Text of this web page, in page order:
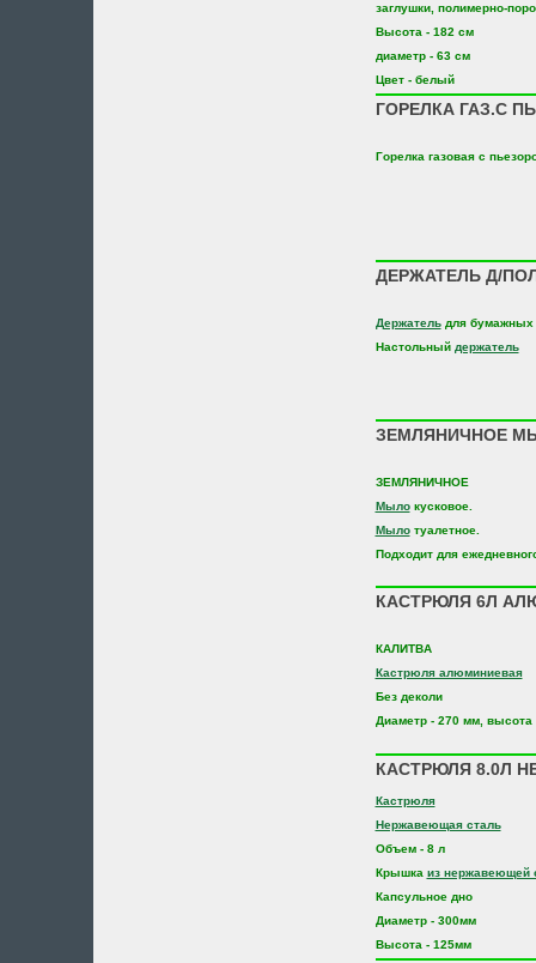
заглушки, полимерно-
Высота - 182 см
диаметр - 63 см
Цвет - белый
ГОРЕЛКА ГАЗ.С
Горелка газовая с
ДЕРЖАТЕЛЬ Д/
Держательдля бумажных
Настольный держатель
ЗЕМЛЯНИЧНОЕ
ЗЕМЛЯНИЧНОЕ
Мылокусковое.
Мылотуалетное.
Подходит для
КАСТРЮЛЯ 6Л
КАЛИТВА
Кастрюля алюминиевая
Без деколи
Диаметр - 270 мм, высота
КАСТРЮЛЯ 8.0Л
Кастрюля
Нержавеющая сталь
Объем - 8 л
Крышка из нержавеющей
Капсульное дно
Диаметр - 300мм
Высота - 125мм